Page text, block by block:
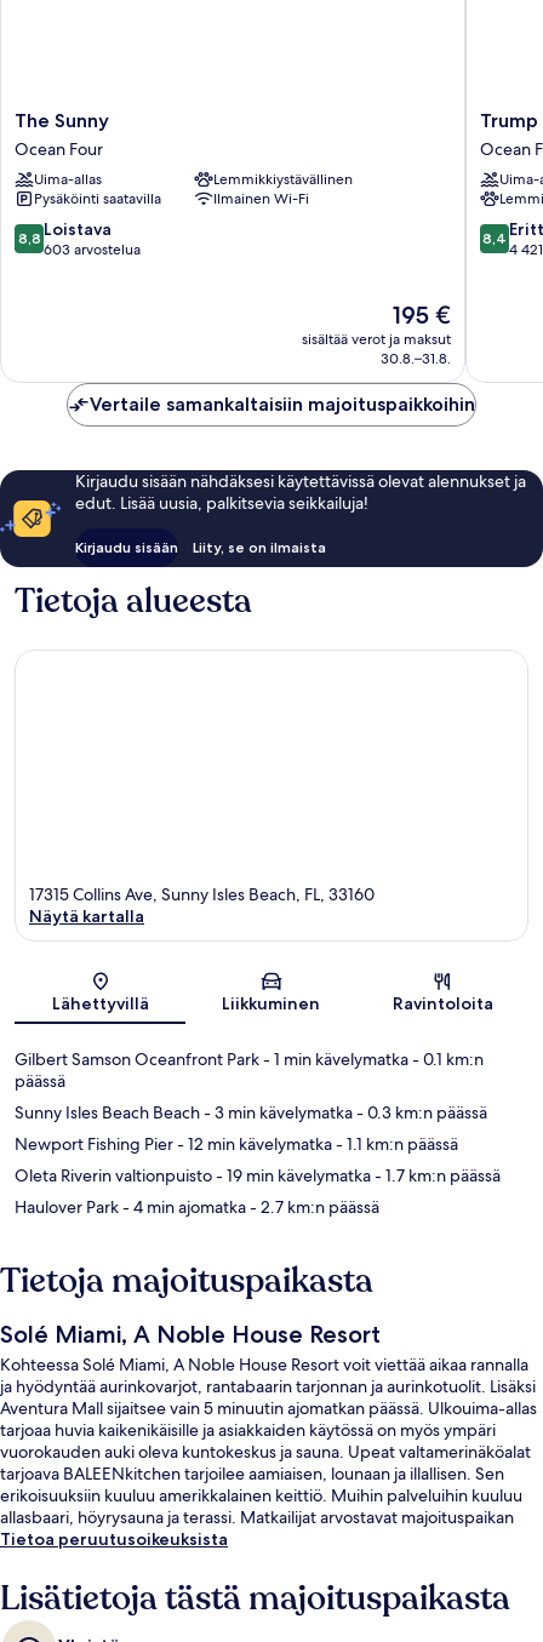
The
Sunny
Ocean
Four
The Sunny
Ocean Four
Uima-allas
Lemmikkiystävällinen
Pysäköinti saatavilla
Ilmainen Wi-Fi
8.8
kautta
8,8 Loistava
603 arvostelua
Hinta
195 €
195 €
sisältää verot ja maksut
30.8.–31.8.
Trump
Beach
Resort
Ocean
Four
Ocean
Uima-
8.4
kautta
8,4
4
Vertaile samankaltaisiin majoituspaikkoihin
Kirjaudu sisään nähdäksesi käytettävissä olevat alennukset ja
edut. Lisää uusia, palkitsevia seikkailuja!
Kirjaudu sisään Liity, se on ilmaista
Tietoja alueesta
Kartta
17315 Collins Ave, Sunny Isles Beach, FL, 33160
Näytä kartalla
Lähettyvillä Liikkuminen Ravintoloita
Gilbert Samson Oceanfront Park- 1 min kävelymatka- 0.1 km:n
päässä
Sunny Isles Beach Beach- 3 min kävelymatka- 0.3 km:n päässä
Newport Fishing Pier- 12 min kävelymatka- 1.1 km:n päässä
Oleta Riverin valtionpuisto- 19 min kävelymatka- 1.7 km:n päässä
Haulover Park- 4 min ajomatka- 2.7 km:n päässä
Tietoja majoituspaikasta
Solé Miami, A Noble House Resort
Kohteessa Solé Miami, A Noble House Resort voit viettää aikaa rannalla
ja hyödyntää aurinkovarjot, rantabaarin tarjonnan ja aurinkotuolit. Lisäksi
Aventura Mall sijaitsee vain 5 minuutin ajomatkan päässä. Ulkouima-allas
tarjoaa huvia kaikenikäisille ja asiakkaiden käytössä on myös ympäri
vuorokauden auki oleva kuntokeskus ja sauna. Upeat valtamerinäköalat
tarjoava BALEENkitchen tarjoilee aamiaisen, lounaan ja illallisen. Sen
erikoisuuksiin kuuluu amerikkalainen keittiö. Muihin palveluihin kuuluu
allasbaari, höyrysauna ja terassi. Matkailijat arvostavat majoituspaikan
avuliasta henkilökuntaa ja ravintolaa.
Tietoa peruutusoikeuksista
Lisätietoja tästä majoituspaikasta